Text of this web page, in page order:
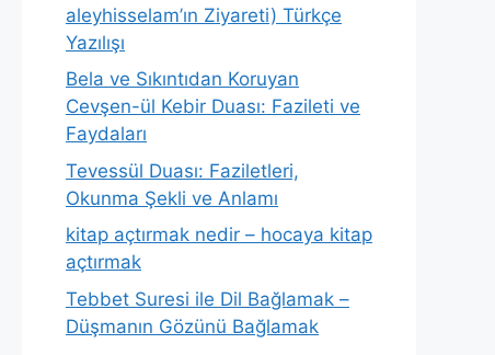
aleyhisselam’ın Ziyareti) Türkçe
Yazılışı
Bela ve Sıkıntıdan Koruyan
Cevşen-ül Kebir Duası: Fazileti ve
Faydaları
Tevessül Duası: Faziletleri,
Okunma Şekli ve Anlamı
kitap açtırmak nedir – hocaya kitap
açtırmak
Tebbet Suresi ile Dil Bağlamak –
Düşmanın Gözünü Bağlamak